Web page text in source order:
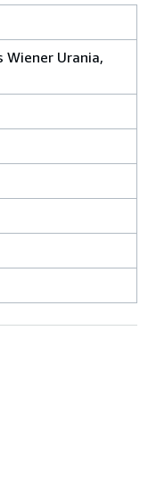
Wiener Urania,